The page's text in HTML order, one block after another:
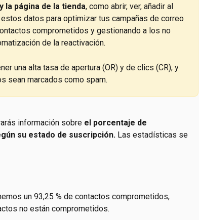
página de la tienda, como abrir, ver, añadir al
datos para optimizar tus campañas de correo
comprometidos y gestionando a los no
de la reactivación.
una alta tasa de apertura (OR) y de clics (CR), y
sean marcados como spam.
información sobre el porcentaje de
su estado de suscripción. Las estadísticas se
un 93,25 % de contactos comprometidos,
no están comprometidos.